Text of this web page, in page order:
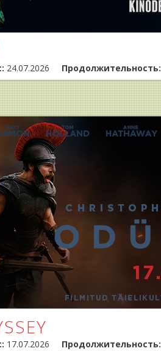
24.07.2026 Продолжительность:
17.07.2026 Продолжительность: